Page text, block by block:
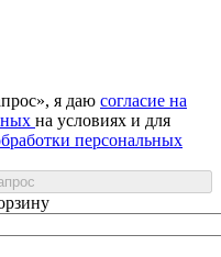
я даю согласие на
на условиях и для
персональных